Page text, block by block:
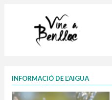
INFORMACIÓ DE L’AIGUA